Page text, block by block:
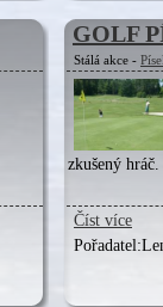
GOLF
Stálá akce -
zkušený hráč.
Číst více
Pořadatel: